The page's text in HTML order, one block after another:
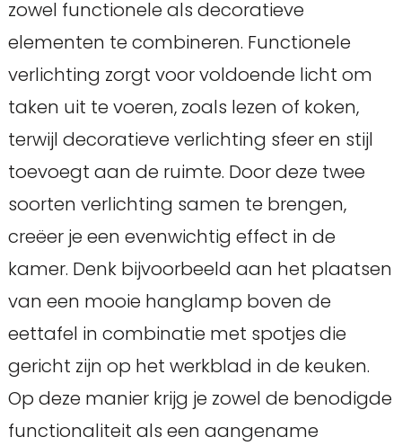
zowel functionele als decoratieve
elementen te combineren. Functionele
verlichting zorgt voor voldoende licht om
taken uit te voeren, zoals lezen of koken,
terwijl decoratieve verlichting sfeer en stijl
toevoegt aan de ruimte. Door deze twee
soorten verlichting samen te brengen,
creëer je een evenwichtig effect in de
kamer. Denk bijvoorbeeld aan het plaatsen
van een mooie hanglamp boven de
eettafel in combinatie met spotjes die
gericht zijn op het werkblad in de keuken.
Op deze manier krijg je zowel de benodigde
functionaliteit als een aangename